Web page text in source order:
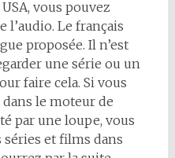
vous pouvez
l’audio. Le français
proposée. Il n’est
une série ou un
faire cela. Si vous
dans le moteur de
par une loupe, vous
et films dans